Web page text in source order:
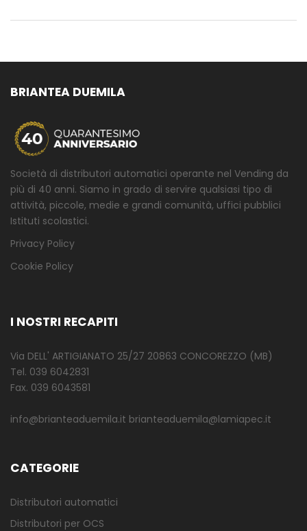
BRIANTEA DUEMILA
Società di distributori automatici operante nel Vending da
più di 40 anni. Siamo in grado di servire qualsiasi tipo di
attività, piccole, medie e grandi comunità, uffici pubblici
Istituti scolastici.
Privacy Policy
Cookie Policy
I NOSTRI RECAPITI
Via DELL' ARTIGIANATO 25/27 20863 CONCOREZZO (MB)
Tel. 039 6042831
Fax. 039 6043581
info@brianteaduemila.it brianteaduemila@lamiapec.it
CATEGORIE
Distributori automatici
Distributori per OCS